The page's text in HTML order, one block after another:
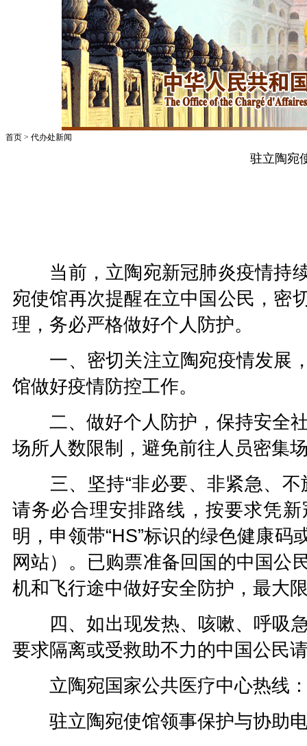
首页 > 代办处新闻
驻立陶宛
当前 ，立陶宛新冠肺炎疫情持
宛使馆再次提醒在立中国公民，密
理，务必严格做好个人防护。
一、密切关注立陶宛疫情发展
馆做好疫情防控工作。
二、做好个人防护，保持安全
场所人数限制，避免前往人员密集
三、坚持“非必要、非紧急、 不
请务必合理安排路线， 按要求凭新
明 ，申领带“HS”标识的绿色健康码
网站） 。已购票准备回国的中国公
机和飞行途中做好安全防护，最大
四 、如出现发热、咳嗽、呼吸
要求隔离或受救助不力的中国公民
立陶宛国家公共医疗中心热线
驻立陶宛使馆领事保护与协助